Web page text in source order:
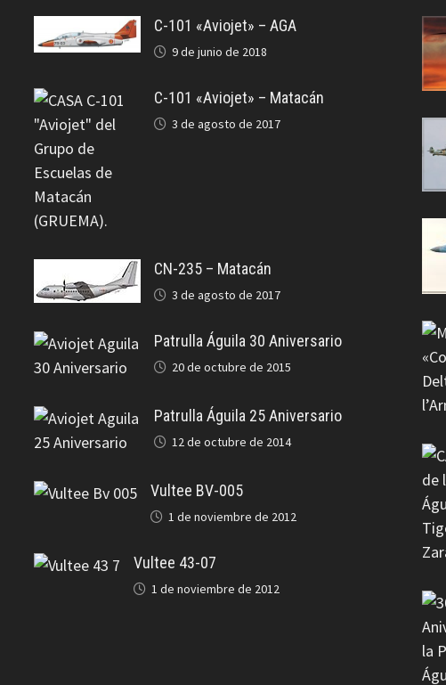
C-101 «Aviojet» – AGA
9 de junio de 2018
C-101 «Aviojet» – Matacán
3 de agosto de 2017
CN-235 – Matacán
3 de agosto de 2017
Patrulla Águila 30 Aniversario
20 de octubre de 2015
Patrulla Águila 25 Aniversario
12 de octubre de 2014
Vultee BV-005
1 de noviembre de 2012
Vultee 43-07
1 de noviembre de 2012